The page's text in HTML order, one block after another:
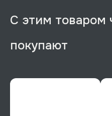
С этим товаром
покупают